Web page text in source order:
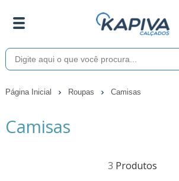
Página Inicial Roupas Camisas
Camisas
3